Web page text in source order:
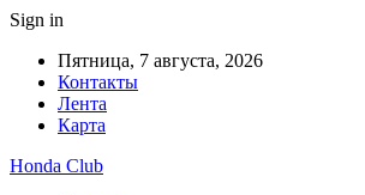
Sign in
Пятница, 7 августа, 2026
Контакты
Лента
Карта
Honda Club